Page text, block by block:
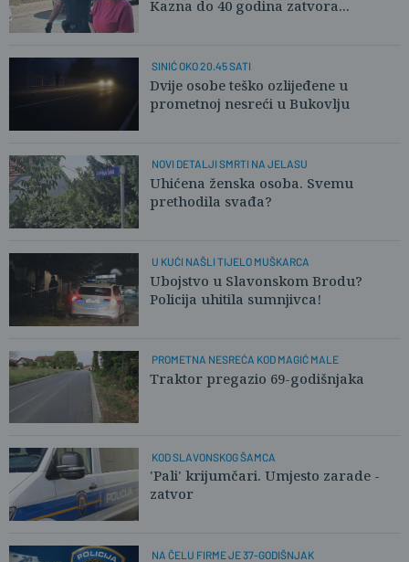
Kazna do 40 godina zatvora...
SINIĆ OKO 20.45 SATI
Dvije osobe teško ozlijeđene u
prometnoj nesreći u Bukovlju
NOVI DETALJI SMRTI NA JELASU
Uhićena ženska osoba. Svemu
prethodila svađa?
U KUĆI NAŠLI TIJELO MUŠKARCA
Ubojstvo u Slavonskom Brodu?
Policija uhitila sumnjivca!
PROMETNA NESREĆA KOD MAGIĆ MALE
Traktor pregazio 69-godišnjaka
KOD SLAVONSKOG ŠAMCA
'Pali' krijumčari. Umjesto zarade -
zatvor
NA ČELU FIRME JE 37-GODIŠNJAK